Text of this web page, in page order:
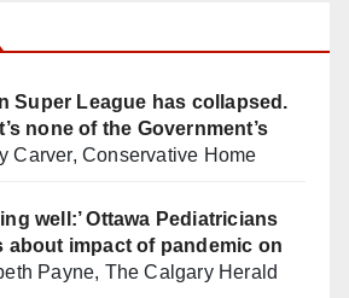
Super League has collapsed.
none of the Government’s
Carver, Conservative Home
well:’ Ottawa Pediatricians
about impact of pandemic on
Payne, The Calgary Herald